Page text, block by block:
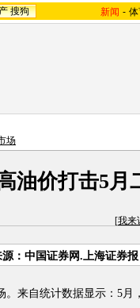
搜狗 新闻 -
场
油价打击5月
[我来
源：中国证券网.上海证券
。来自统计数据显示：5月